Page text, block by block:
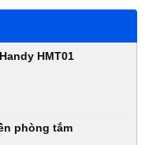
HMT01
phòng tắm